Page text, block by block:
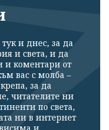
и днес, за да
и света, и да
и коментари от
вас с молба –
за да
читателите ни
по света,
ни в интернет